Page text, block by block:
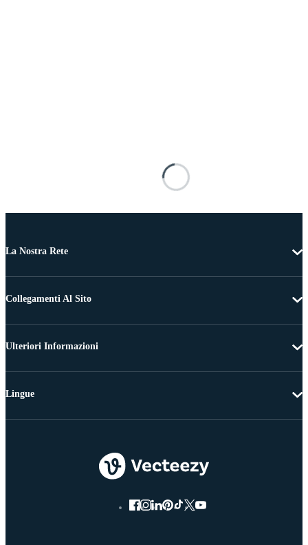
La Nostra Rete
Collegamenti Al Sito
Ulteriori Informazioni
Lingue